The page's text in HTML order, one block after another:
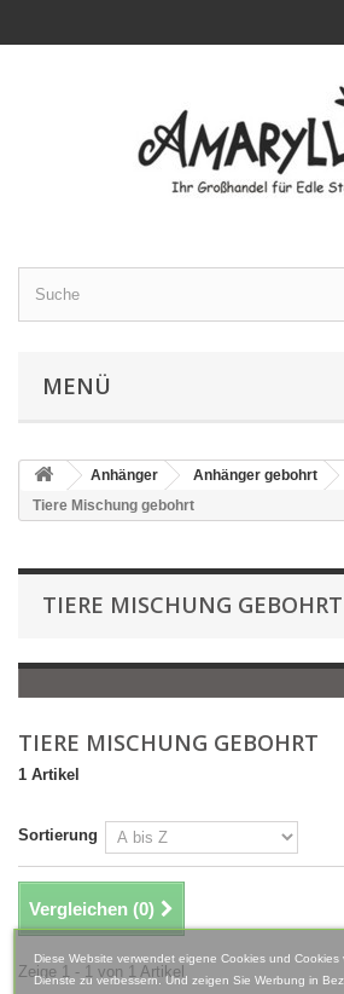
MENÜ
Anhänger Anhänger gebohrt
Tiere Mischung gebohrt
TIERE MISCHUNG GEBOHRT
TIERE MISCHUNG GEBOHRT
1 Artikel
Sortierung
Vergleichen (0)
Zeige 1 - 1 von 1 Artikel
Diese Website verwendet eigene Cookies und
Dienste zu verbessern. Und zeigen Sie Werbung in